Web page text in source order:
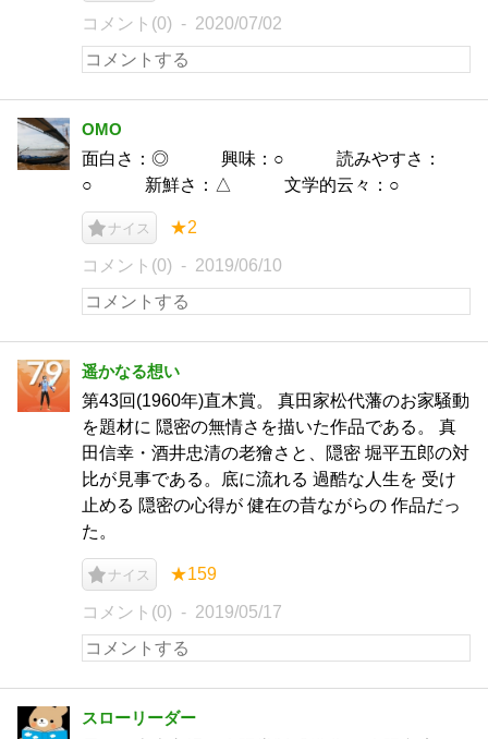
コメント(0) 2020/07/02
OMO
面白さ：◎ 興味：○ 読みやすさ：
○ 新鮮さ：△ 文学的云々：○
ナイス ★2
コメント(0) 2019/06/10
遥かなる想い
第43回(1960年)直木賞。 真田家松代藩のお家騒動
を題材に 隠密の無情さを描いた作品である。 真
田信幸・酒井忠清の老獪さと、隠密 堀平五郎の対
比が見事である。底に流れる 過酷な人生を 受け
止める 隠密の心得が 健在の昔ながらの 作品だっ
た。
ナイス ★159
コメント(0) 2019/05/17
スローリーダー